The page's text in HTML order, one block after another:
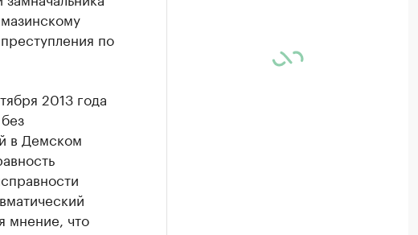
по
2013 года
в Демском
мнение, что